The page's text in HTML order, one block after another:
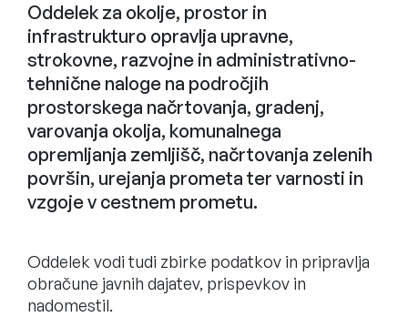
Oddelek za okolje, prostor in
infrastrukturo opravlja upravne,
strokovne, razvojne in administrativno-
tehnične naloge na področjih
prostorskega načrtovanja, gradenj,
varovanja okolja, komunalnega
opremljanja zemljišč, načrtovanja zelenih
površin, urejanja prometa ter varnosti in
vzgoje v cestnem prometu.
Oddelek vodi tudi zbirke podatkov in pripravlja
obračune javnih dajatev, prispevkov in
nadomestil.